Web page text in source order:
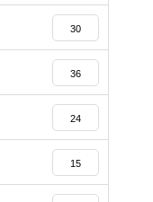
30
36
24
15